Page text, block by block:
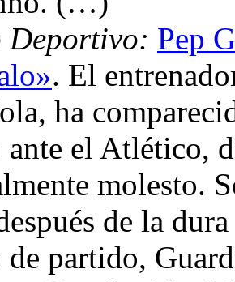
Deportivo: Pep
. El
ha
el Atlético,
molesto.
de la
partido,